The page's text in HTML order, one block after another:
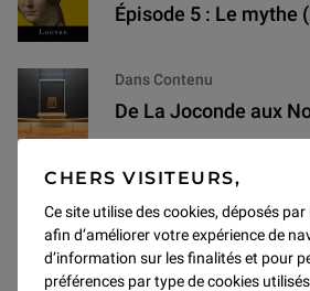
CHERS VISITEURS,
Ce site utilise des cookies, déposés
afin d’améliorer votre expérience de
d’information sur les finalités et pour
préférences par type de cookies
Épisode 5 : Le mythe
De La Joconde aux
Dans Contenu
La Joconde en réalité
Dans Contenu
Dans Louvre+